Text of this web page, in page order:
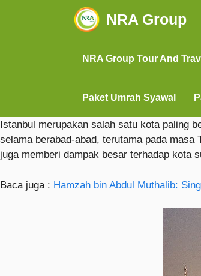
NRA Group
NRA Group Tour And
Paket Umrah Syawal
Istanbul merupakan salah satu kota paling
selama berabad-abad, terutama pada
juga memberi dampak besar terhadap kota
Baca juga : Hamzah bin Abdul Muthalib: